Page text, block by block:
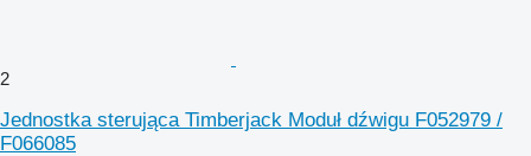
2
Jednostka sterująca Timberjack Moduł dźwigu F052979 /
F066085